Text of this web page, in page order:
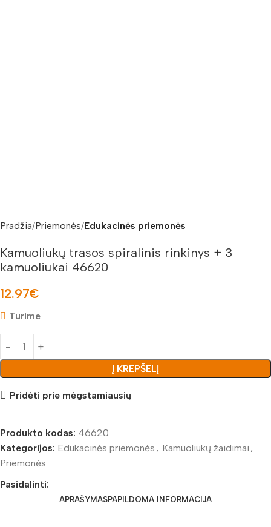
Pradžia Priemonės Edukacinės priemonės
Kamuoliukų trasos spiralinis rinkinys + 3
kamuoliukai 46620
12.97€
Turime
Į KREPŠELĮ
Pridėti prie mėgstamiausių
Produkto kodas: 46620
Kategorijos: Edukacinės priemonės , Kamuoliukų žaidimai ,
Priemonės
Pasidalinti:
APRAŠYMASPAPILDOMA INFORMACIJA